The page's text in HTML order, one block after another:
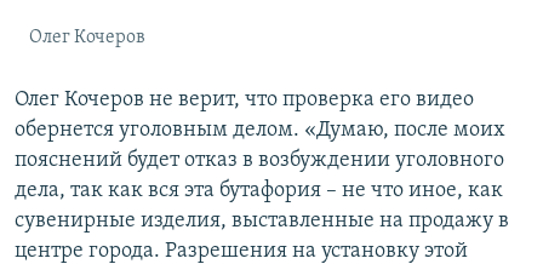
Олег Кочеров
Олег Кочеров не верит, что проверка его видео
обернется уголовным делом. «Думаю, после моих
пояснений будет отказ в возбуждении уголовного
дела, так как вся эта бутафория – не что иное, как
сувенирные изделия, выставленные на продажу в
центре города. Разрешения на установку этой